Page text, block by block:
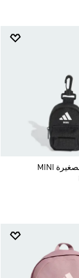
حقيبة الظهر الصغيرة MINI